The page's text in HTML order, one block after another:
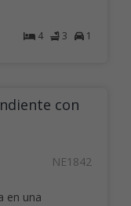
4 3 1
con
NE1842
en una